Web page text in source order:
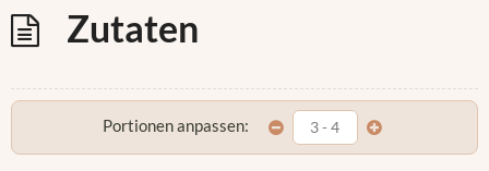
Zutaten
Portionen anpassen: